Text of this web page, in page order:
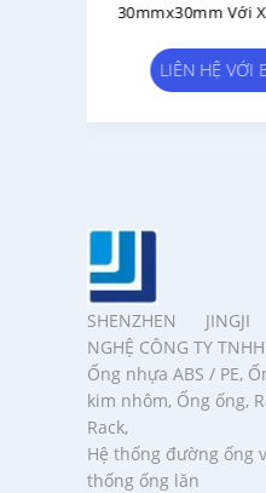
30mmx30mm
LIÊN HỆ
SHENZHEN
NGHỆ CÔNG TY TNHH
Ống nhựa ABS / PE,
kim nhôm, Ống ống,
Rack,
Hệ thống đường ống
thống ống lăn